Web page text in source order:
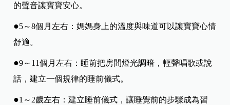
的聲音讓寶寶安心。
●5～8個月左右：媽媽身上的溫度與味道可以讓寶寶心情
舒適。
●9～11個月左右：睡前把房間燈光調暗，輕聲唱歌或說
話，建立一個規律的睡前儀式。
●1～2歲左右：建立睡前儀式，讓睡覺前的步驟成為習